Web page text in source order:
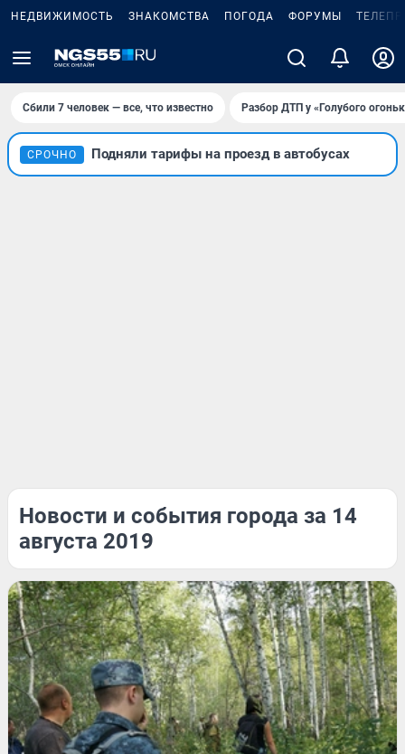
НЕДВИЖИМОСТЬ ЗНАКОМСТВА ПОГОДА ФОРУМЫ
Сбили 7 человек — все, что известно Разбор ДТП у «Голубого
СРОЧНО Подняли тарифы на проезд в автобусах
Новости и события города за 14
августа 2019